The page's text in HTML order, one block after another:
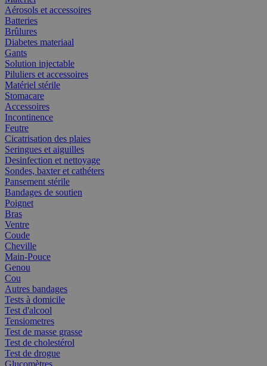
Aérosols et accessoires
Batteries
Brûlures
Diabetes materiaal
Gants
Solution injectable
Piluliers et accessoires
Matériel stérile
Stomacare
Accessoires
Incontinence
Feutre
Cicatrisation des plaies
Seringues et aiguilles
Desinfection et nettoyage
Sondes, baxter et cathéters
Pansement stérile
Bandages de soutien
Poignet
Bras
Ventre
Coude
Cheville
Main-Pouce
Genou
Cou
Autres bandages
Tests à domicile
Test d'alcool
Tensiometres
Test de masse grasse
Test de cholestérol
Test de drogue